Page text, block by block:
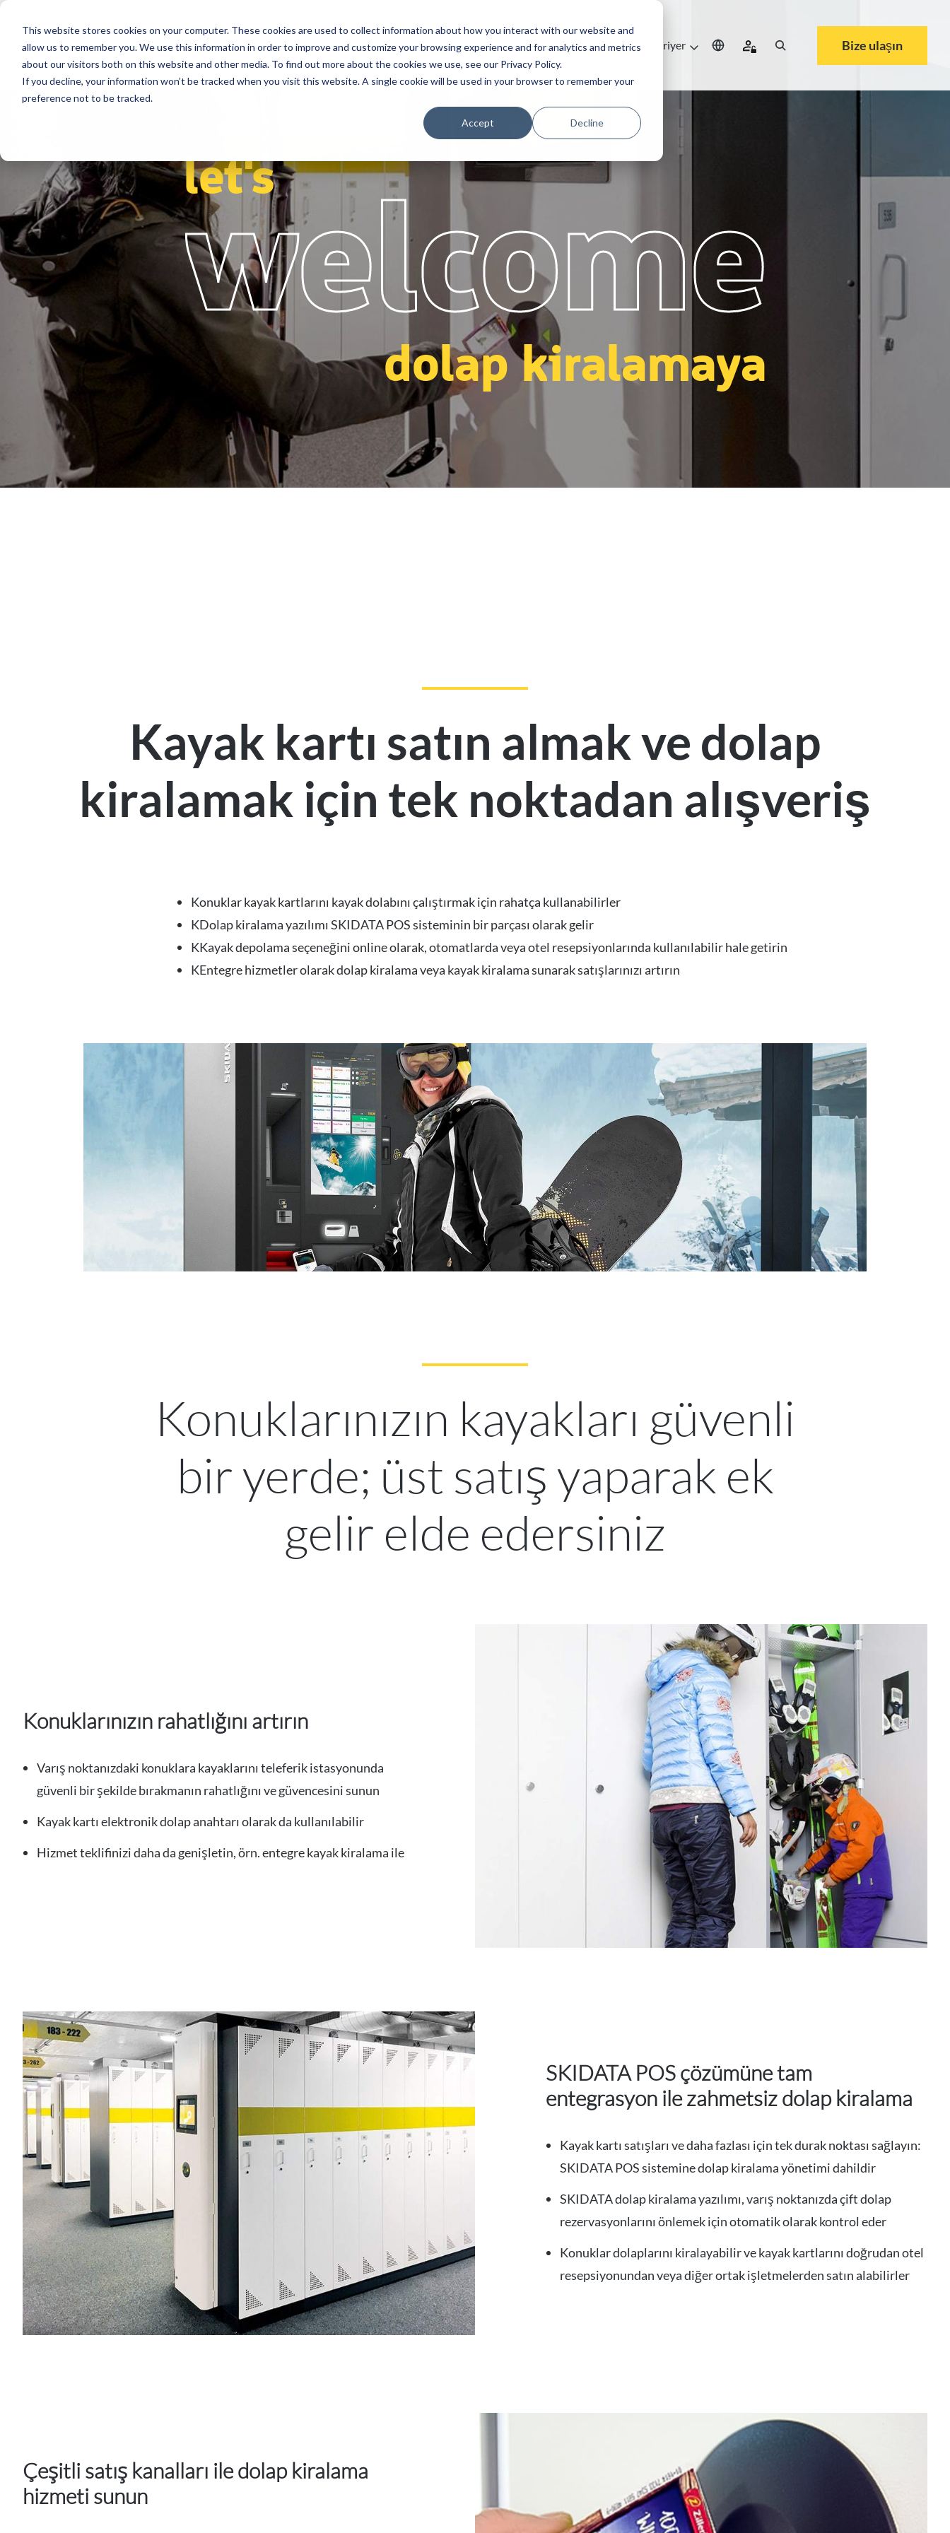
This website stores cookies on your computer. These cookies are used to collect information about how you interact with our website and
allow us to remember you. We use this information in order to improve and customize your browsing experience and for analytics and metrics
about our visitors both on this website and other media. To find out more about the cookies we use, see our Privacy Policy.
If you decline, your information won’t be tracked when you visit this website. A single cookie will be used in your browser to remember your
preference not to be tracked.
Accept Decline
Segments Çözümler Referanslar Servis Partners Hakkinda Kariyer Bize ulaşın
let's
welcome
dolap kiralamaya
Kayak kartı satın almak ve dolap
kiralamak için tek noktadan alışveriş
Konuklar kayak kartlarını kayak dolabını çalıştırmak için rahatça kullanabilirler
KDolap kiralama yazılımı SKIDATA POS sisteminin bir parçası olarak gelir
KKayak depolama seçeneğini online olarak, otomatlarda veya otel resepsiyonlarında kullanılabilir hale getirin
KEntegre hizmetler olarak dolap kiralama veya kayak kiralama sunarak satışlarınızı artırın
Konuklarınızın kayakları güvenli
bir yerde; üst satış yaparak ek
gelir elde edersiniz
Konuklarınızın rahatlığını artırın
Varış noktanızdaki konuklara kayaklarını teleferik istasyonunda
güvenli bir şekilde bırakmanın rahatlığını ve güvencesini sunun
Kayak kartı elektronik dolap anahtarı olarak da kullanılabilir
Hizmet teklifinizi daha da genişletin, örn. entegre kayak kiralama ile
SKIDATA POS çözümüne tam
entegrasyon ile zahmetsiz dolap kiralama
Kayak kartı satışları ve daha fazlası için tek durak noktası sağlayın:
SKIDATA POS sistemine dolap kiralama yönetimi dahildir
SKIDATA dolap kiralama yazılımı, varış noktanızda çift dolap
rezervasyonlarını önlemek için otomatik olarak kontrol eder
Konuklar dolaplarını kiralayabilir ve kayak kartlarını doğrudan otel
resepsiyonundan veya diğer ortak işletmelerden satın alabilirler
Çeşitli satış kanalları ile dolap kiralama
hizmeti sunun